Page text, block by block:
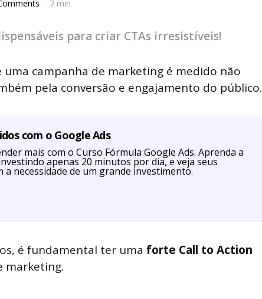
7 min
para criar CTAs irresistíveis!
uma campanha de marketing é medido não
pela conversão e engajamento do público.
com o Google Ads
mais com o Curso Fórmula Google Ads. Aprenda a
apenas 20 minutos por dia, e veja seus
necessidade de um grande investimento.
é fundamental ter uma forte Call to Action
marketing.